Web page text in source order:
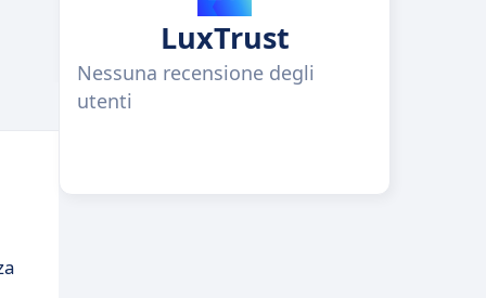
LuxTrust
Nessuna recensione degli
utenti